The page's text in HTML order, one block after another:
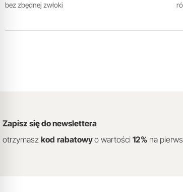
bez zbędnej zwłoki
Zapisz się do newslettera
otrzymasz kod rabatowyo wartości 12% na